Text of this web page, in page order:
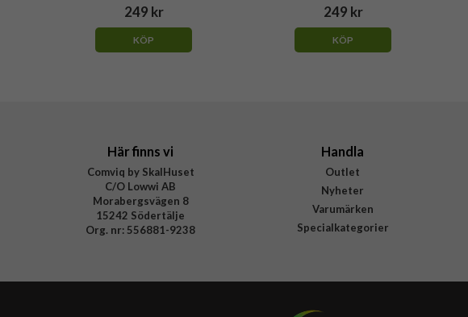
249 kr
KÖP
249 kr
KÖP
Här finns vi
Comviq by SkalHuset
C/O Lowwi AB
Morabergsvägen 8
15242 Södertälje
Org. nr: 556881-9238
Handla
Outlet
Nyheter
Varumärken
Specialkategorier